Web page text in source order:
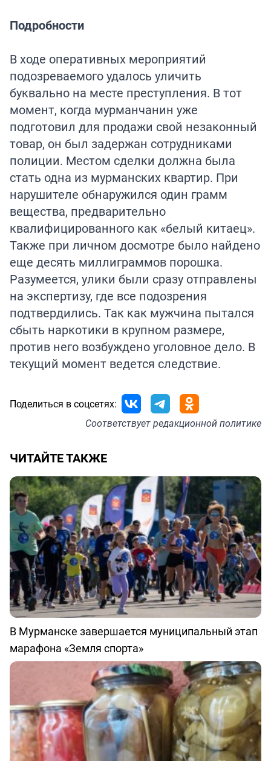
Подробности
В ходе оперативных мероприятий
подозреваемого удалось уличить
буквально на месте преступления. В тот
момент, когда мурманчанин уже
подготовил для продажи свой незаконный
товар, он был задержан сотрудниками
полиции. Местом сделки должна была
стать одна из мурманских квартир. При
нарушителе обнаружился один грамм
вещества, предварительно
квалифицированного как «белый китаец».
Также при личном досмотре было найдено
еще десять миллиграммов порошка.
Разумеется, улики были сразу отправлены
на экспертизу, где все подозрения
подтвердились. Так как мужчина пытался
сбыть наркотики в крупном размере,
против него возбуждено уголовное дело. В
текущий момент ведется следствие.
Поделиться в соцсетях:
Соответствуетредакционной политике
ЧИТАЙТЕ ТАКЖЕ
В Мурманске завершается муниципальный этап
марафона «Земля спорта»